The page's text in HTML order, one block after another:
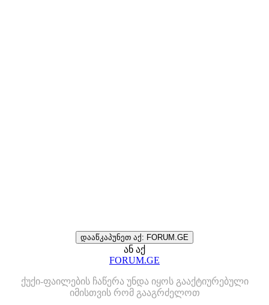
დააწკაპუნეთ აქ: FORUM.GE
ან აქ
FORUM.GE
ქუქი-ფაილების ჩაწერა უნდა იყოს გააქტიურებული
იმისთვის რომ გააგრძელოთ